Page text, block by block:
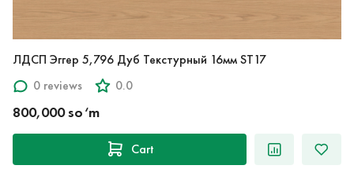
ЛДСП Эггер 5,796 Дуб Текстурный 16мм ST17
0 reviews
0.0
800,000 so‘m
Cart